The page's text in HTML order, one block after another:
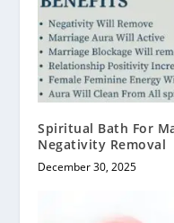
Spiritual Bath For
Negativity Removal
December 30, 2025